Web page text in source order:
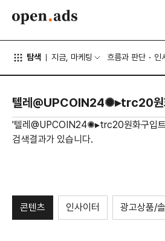
탐색 지금, 마케팅 흐름과 판단 인
'텔레@UPCOIN24✺▸trc20원화구입
검색결과가 있습니다.
콘텐츠 인사이터 광고상품/